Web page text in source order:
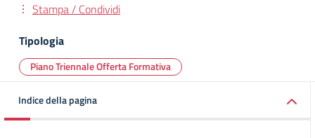
Stampa / Condividi
Tipologia
Piano Triennale Offerta Formativa
Indice della pagina